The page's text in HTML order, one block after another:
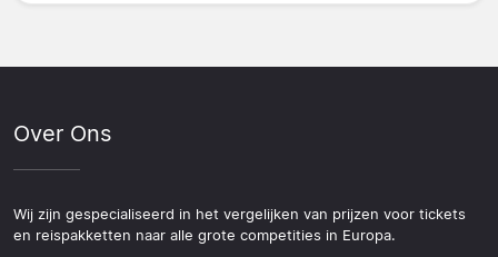
Over Ons
Wij zijn gespecialiseerd in het vergelijken van prijzen voor tickets
en reispakketten naar alle grote competities in Europa.